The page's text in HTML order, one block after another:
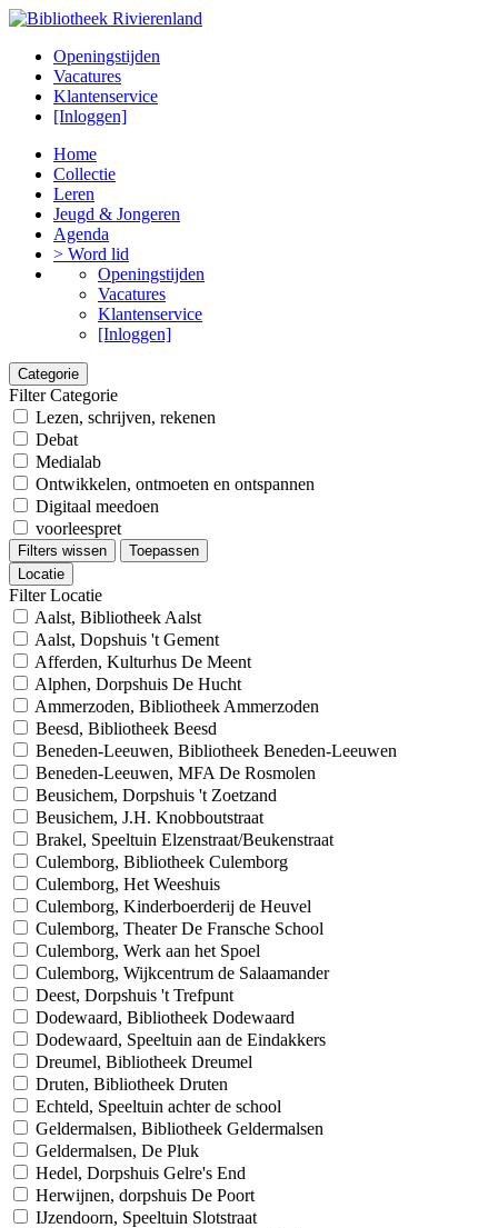
Openingstijden
Vacatures
Klantenservice
[Inloggen]
Home
Collectie
Leren
Jeugd & Jongeren
Agenda
> Word lid
Openingstijden
Vacatures
Klantenservice
[Inloggen]
Categorie
Filter Categorie
Lezen, schrijven, rekenen
Debat
Medialab
Ontwikkelen, ontmoeten en ontspannen
Digitaal meedoen
voorleespret
Filters wissen
Toepassen
Locatie
Filter Locatie
Aalst, Bibliotheek Aalst
Aalst, Dopshuis 't Gement
Afferden, Kulturhus De Meent
Alphen, Dorpshuis De Hucht
Ammerzoden, Bibliotheek Ammerzoden
Beesd, Bibliotheek Beesd
Beneden-Leeuwen, Bibliotheek Beneden-Leeuwen
Beneden-Leeuwen, MFA De Rosmolen
Beusichem, Dorpshuis 't Zoetzand
Beusichem, J.H. Knobboutstraat
Brakel, Speeltuin Elzenstraat/Beukenstraat
Culemborg, Bibliotheek Culemborg
Culemborg, Het Weeshuis
Culemborg, Kinderboerderij de Heuvel
Culemborg, Theater De Fransche School
Culemborg, Werk aan het Spoel
Culemborg, Wijkcentrum de Salaamander
Deest, Dorpshuis 't Trefpunt
Dodewaard, Bibliotheek Dodewaard
Dodewaard, Speeltuin aan de Eindakkers
Dreumel, Bibliotheek Dreumel
Druten, Bibliotheek Druten
Echteld, Speeltuin achter de school
Geldermalsen, Bibliotheek Geldermalsen
Geldermalsen, De Pluk
Hedel, Dorpshuis Gelre's End
Herwijnen, dorpshuis De Poort
IJzendoorn, Speeltuin Slotstraat